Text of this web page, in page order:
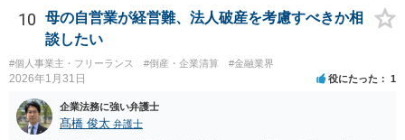
10
母の自営業が経営難、法人破産を考慮すべきか相
談したい
#個人事業主・フリーランス #倒産・企業清算 #金融業界
2026年1月31日 役にたった 1
企業法務に強い弁護士
髙橋 俊太 弁護士